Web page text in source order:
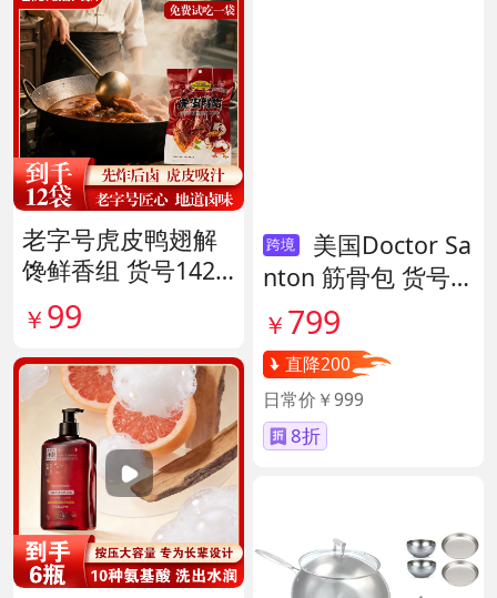
老字号虎皮鸭翅解
馋鲜香组 货号1420
38
￥ 99
跨境
美国Doctor Sa
nton 筋骨包 货号1
40417
￥ 799
直降200
日常价￥999
8折